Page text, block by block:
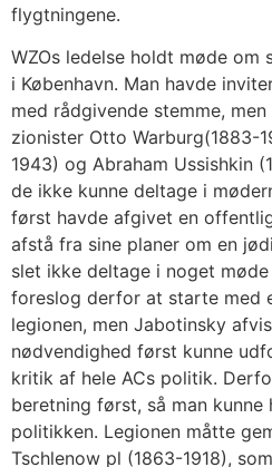
flygtningene.
WZOs ledelse holdt møde om
i København. Man havde
med rådgivende stemme,
zionister Otto Warburg(1883-
1943) og Abraham Ussishkin
de ikke kunne deltage i
først havde afgivet en
afstå fra sine planer om en
slet ikke deltage i noget
foreslog derfor at starte med
legionen, men Jabotinsky
nødvendighed først kunne
kritik af hele ACs politik.
beretning først, så man kunne
politikken. Legionen måtte
Tschlenow pl (1863-1918),